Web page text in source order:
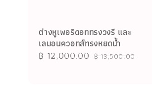
ต่างหูเพอริดอททรงวงรี และ
เลมอนควอทส์ทรงหยดน้ำ
Sale
฿ 12,000.00 Regular
฿ 13,500.00